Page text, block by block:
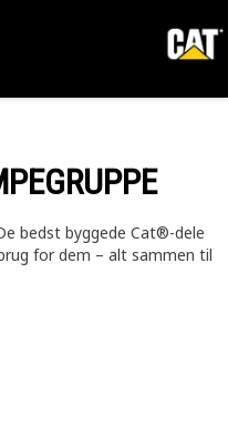
bedst byggede Cat®-dele
for dem – alt sammen til